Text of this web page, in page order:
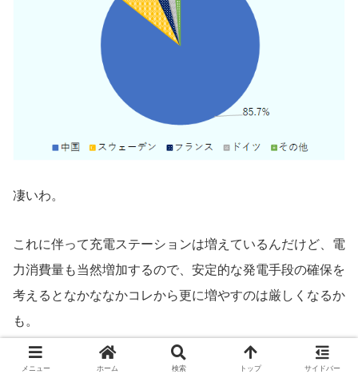
凄いわ。
これに伴って充電ステーションは増えているんだけど、電
力消費量も当然増加するので、安定的な発電手段の確保を
考えるとなかななかコレから更に増やすのは厳しくなるか
も。
ブラジルの電力のウチ、6割以上が水力発電に頼ってい
メニュー ホーム 検索 トップ サイドバー